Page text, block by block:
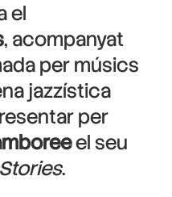
el
, acompanyat
per músics
jazzística
per
el seu
.